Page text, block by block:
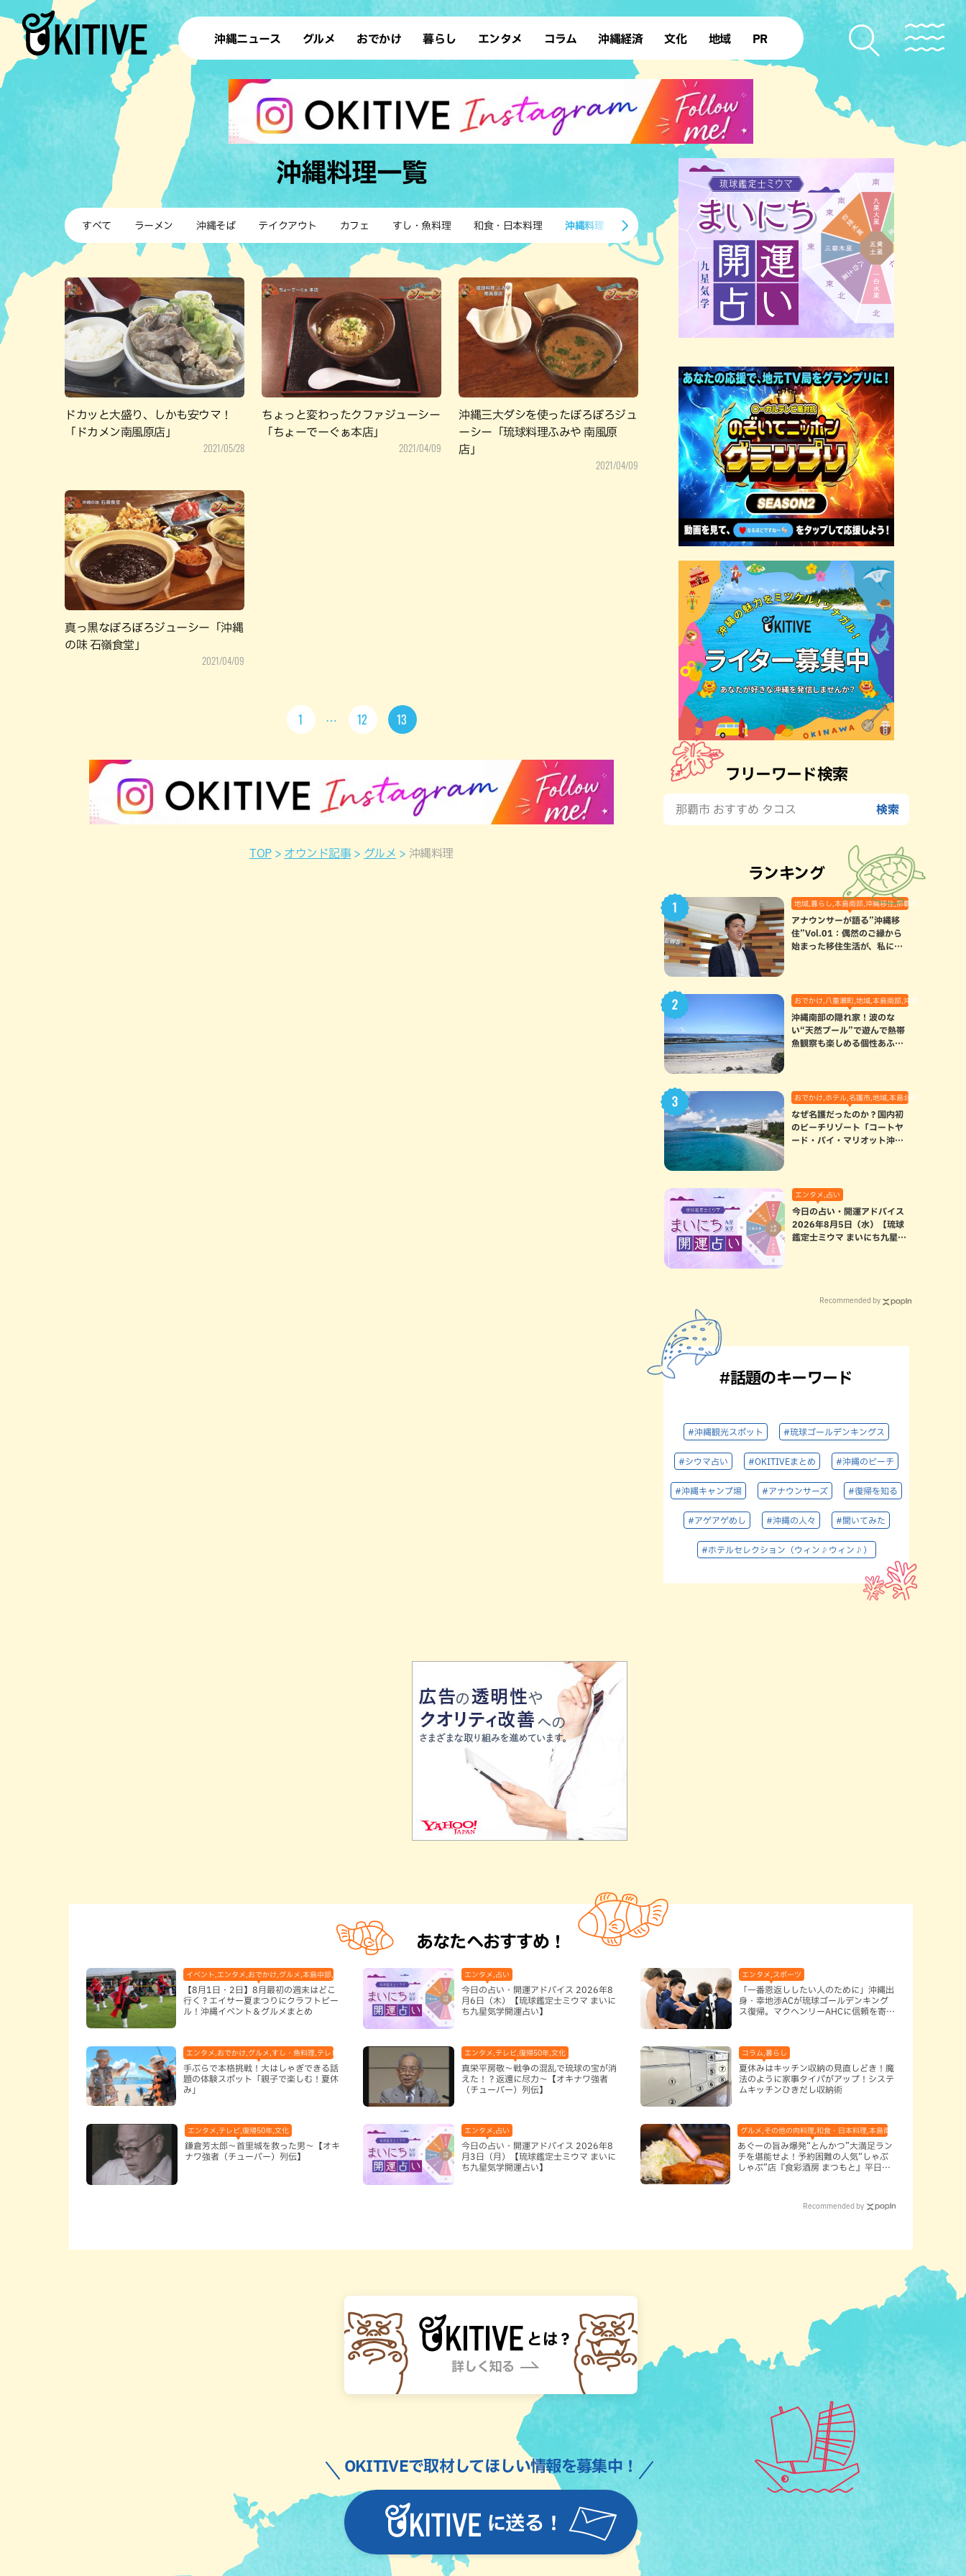
沖縄ニュース グルメ
ラーメン 沖縄そば
テイクアウト カフェ
すし・魚料理 和食・日本料理
沖縄料理 アジア・エスニック
ステーキ・焼肉 焼鳥・串料理
その他の肉料理 居酒屋・バー
ブッフェ・バイキング スイーツ
パン
ハンバーガー タコス・タコライス
おでかけ
デート ドライブ
散歩 ソロ活
歴史
サウナ 公園
暮らし
レシピ SDGs
ファッション ローカルニュース
沖縄移住 沖縄旧暦行事
エンタメ
スポーツ 占い
タレント・芸人 テレビ
コラム 沖縄経済 文化
復帰50年
地域
本島北部
本島南部 先島諸島
北部離島
PR
沖縄料理一覧
すべて ラーメン 沖縄そば テイクアウト カフェ すし・魚料理 和食・日本料理 沖縄料理 アジア・エスニック 中華 イタリアン 洋食・西洋料理
ドカッと大盛り、しかも安ウマ！
「ドカメン南風原店」
2021/05/28
ちょっと変わったクファジューシー
「ちょーでーぐぁ本店」
2021/04/09
沖縄三大ダシを使ったぼろぼろジュ
ーシー「琉球料理ふみや 南風原
店」
2021/04/09
真っ黒なぼろぼろジューシー「沖縄
の味 石嶺食堂」
2021/04/09
1 12 13
TOP オウンド記事 グルメ 沖縄料理
フリーワード検索
ランキング
地域,暮らし,本島南部,沖縄移住,那覇市
アナウンサーが語る”沖縄移
住”Vol.01：偶然のご縁から
始まった移住生活が、私にと
おでかけ,八重瀬町,地域,本島南部,沖縄の海,自然
沖縄南部の隠れ家！波のな
い“天然プール”で遊んで熱帯
魚観察も楽しめる個性あふれ
おでかけ,ホテル,名護市,地域,本島北部
なぜ名護だったのか？国内初
のビーチリゾート「コートヤ
ード・バイ・マリオット沖縄
エンタメ,占い
今日の占い・開運アドバイス
2026年8月5日（水）【琉球
鑑定士ミウマ まいにち九星気
Recommended by
#話題のキーワード
#沖縄観光スポット #琉球ゴールデンキングス
#シウマ占い #OKITIVEまとめ #沖縄のビーチ
#沖縄キャンプ場 #アナウンサーズ #復帰を知る
#アゲアゲめし #沖縄の人々 #聞いてみた
#ホテルセレクション（ウィン♪ウィン♪）
あなたへおすすめ！
イベント,エンタメ,おでかけ,グルメ,本島中部,本島北部,本島南部
【8月1日・2日】8月最初の週末はどこ
行く？エイサー夏まつりにクラフトビー
ル！沖縄イベント＆グルメまとめ
エンタメ,占い
今日の占い・開運アドバイス 2026年8
月6日（木）【琉球鑑定士ミウマ まいに
ち九星気学開運占い】
エンタメ,スポーツ
「一番恩返ししたい人のために」沖縄出
身・幸地渉ACが琉球ゴールデンキング
ス復帰。マクヘンリーAHCに信頼を寄せ
エンタメ,おでかけ,グルメ,すし・魚料理,テレビ,体験,北谷町,地域,子ども,本島中部,本島南部,沖縄そば,沖縄の海,那覇市
手ぶらで本格挑戦！大はしゃぎできる話
題の体験スポット「親子で楽しむ！夏休
み」
エンタメ,テレビ,復帰50年,文化
真栄平房敬～戦争の混乱で琉球の宝が消
えた！？返還に尽力～【オキナワ強者
（チューバー）列伝】
コラム,暮らし
夏休みはキッチン収納の見直しどき！魔
法のように家事タイパがアップ！システ
ムキッチンひきだし収納術
エンタメ,テレビ,復帰50年,文化
鎌倉芳太郎～首里城を救った男～【オキ
ナワ強者（チューバー）列伝】
エンタメ,占い
今日の占い・開運アドバイス 2026年8
月3日（月）【琉球鑑定士ミウマ まいに
ち九星気学開運占い】
グルメ,その他の肉料理,和食・日本料理,本島南部,那覇市
あぐーの旨み爆発“とんかつ”大満足ラン
チを堪能せよ！予約困難の人気“しゃぶ
しゃぶ”店『食彩酒房 まつもと』平日限
Recommended by
に送る！
OKITIVEで取材してほしい情報を募集中！